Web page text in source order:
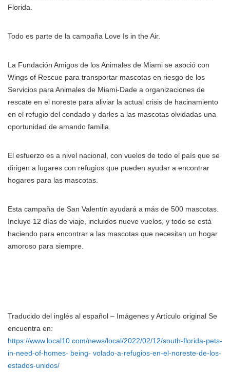
Florida.
Todo es parte de la campaña Love Is in the Air.
La Fundación Amigos de los Animales de Miami se asoció con
Wings of Rescue para transportar mascotas en riesgo de los
Servicios para Animales de Miami-Dade a organizaciones de
rescate en el noreste para aliviar la actual crisis de hacinamiento
en el refugio del condado y darles a las mascotas olvidadas una
oportunidad de amando familia.
El esfuerzo es a nivel nacional, con vuelos de todo el país que se
dirigen a lugares con refugios que pueden ayudar a encontrar
hogares para las mascotas.
Esta campaña de San Valentín ayudará a más de 500 mascotas.
Incluye 12 días de viaje, incluidos nueve vuelos, y todo se está
haciendo para encontrar a las mascotas que necesitan un hogar
amoroso para siempre.
Traducido del inglés al español – Imágenes y Artículo original Se
encuentra en:
https://www.local10.com/news/local/2022/02/12/south-florida-pets-
in-need-of-homes- being- volado-a-refugios-en-el-noreste-de-los-
estados-unidos/